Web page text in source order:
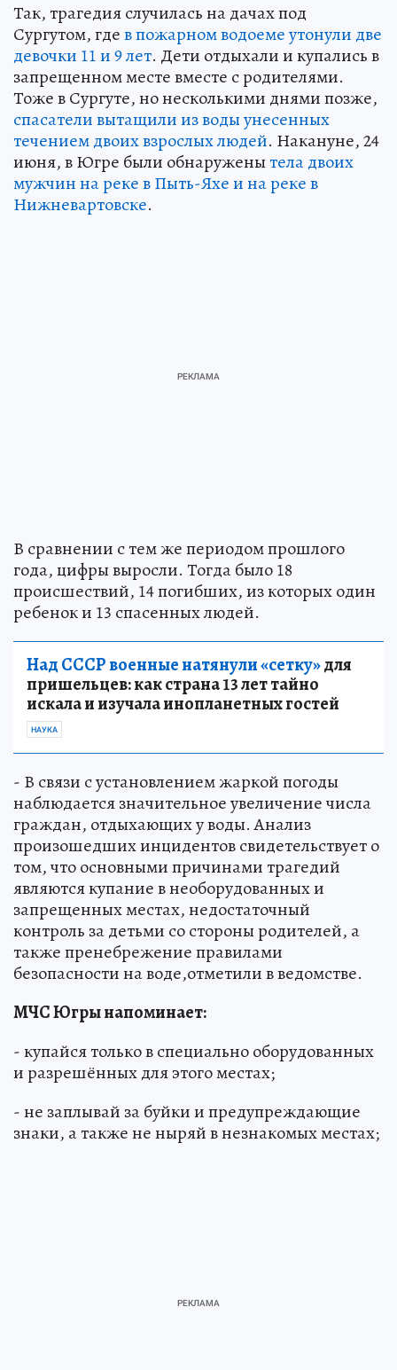
Так, трагедия случилась на дачах под
Сургутом, гдев пожарном водоеме утонули две
девочки 11 и 9 лет. Дети отдыхали и купались в
запрещенном месте вместе с родителями.
Тоже в Сургуте, но несколькими днями позже,
спасатели вытащили из воды унесенных
течением двоих взрослых людей. Накануне, 24
июня, в Югре были обнаруженытела двоих
мужчин на реке в Пыть-Яхе и на реке в
Нижневартовске.
В сравнении с тем же периодом прошлого
года, цифры выросли. Тогда было 18
происшествий, 14 погибших, из которых один
ребенок и 13 спасенных людей.
Над СССР военные натянули «сетку»для
пришельцев: как страна 13 лет тайно
искала и изучала инопланетных гостей
НАУКА
- В связи с установлением жаркой погоды
наблюдается значительное увеличение числа
граждан, отдыхающих у воды. Анализ
произошедших инцидентов свидетельствует о
том, что основными причинами трагедий
являются купание в необорудованных и
запрещенных местах, недостаточный
контроль за детьми со стороны родителей, а
также пренебрежение правилами
безопасности на воде,отметили в ведомстве.
МЧС Югры напоминает:
- купайся только в специально оборудованных
и разрешённых для этого местах;
- не заплывай за буйки и предупреждающие
знаки, а также не ныряй в незнакомых местах;